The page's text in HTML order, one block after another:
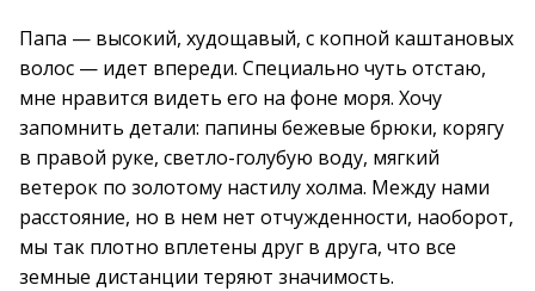
Папа — высокий, худощавый, с копной каштановых
волос — идет впереди. Специально чуть отстаю,
мне нравится видеть его на фоне моря. Хочу
запомнить детали: папины бежевые брюки, корягу
в правой руке, светло-голубую воду, мягкий
ветерок по золотому настилу холма. Между нами
расстояние, но в нем нет отчужденности, наоборот,
мы так плотно вплетены друг в друга, что все
земные дистанции теряют значимость.